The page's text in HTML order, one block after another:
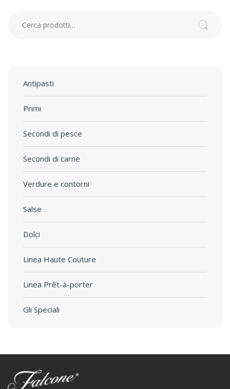
Cerca
Antipasti
Primi
Secondi di pesce
Secondi di carne
Verdure e contorni
Salse
Dolci
Linea Haute Couture
Linea Prêt-à-porter
Gli Speciali